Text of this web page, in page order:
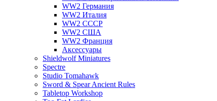
WW2 Германия
WW2 Италия
WW2 СССР
WW2 США
WW2 Франция
Аксессуары
Shieldwolf Miniatures
Spectre
Studio Tomahawk
Sword & Spear Ancient Rules
Tabletop Workshop